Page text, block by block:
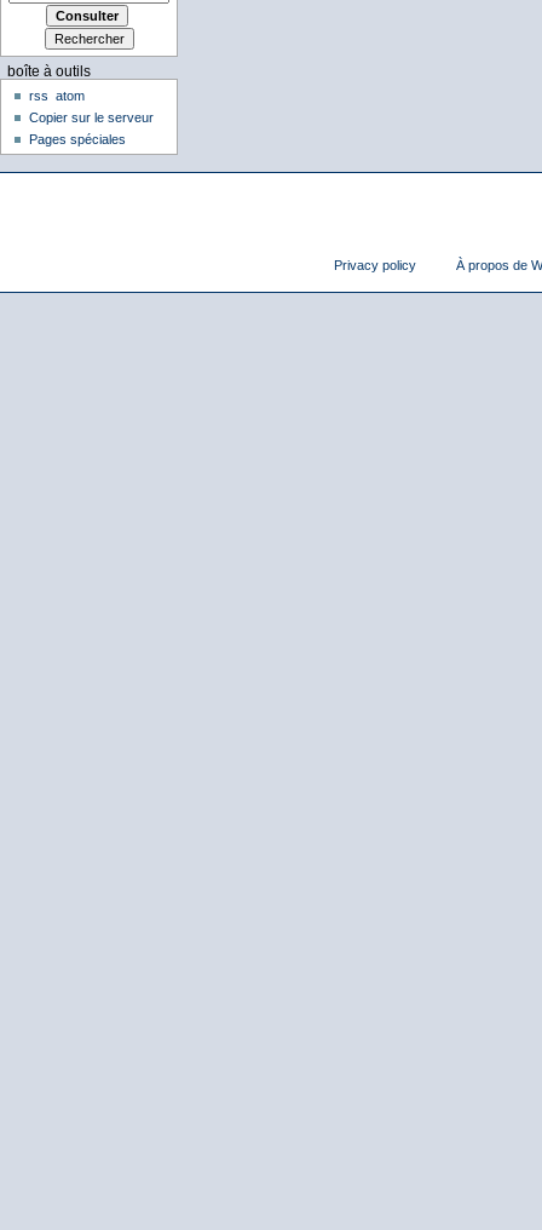
boîte à outils
rss
atom
Copier sur le serveur
Pages spéciales
Privacy policy À propos de